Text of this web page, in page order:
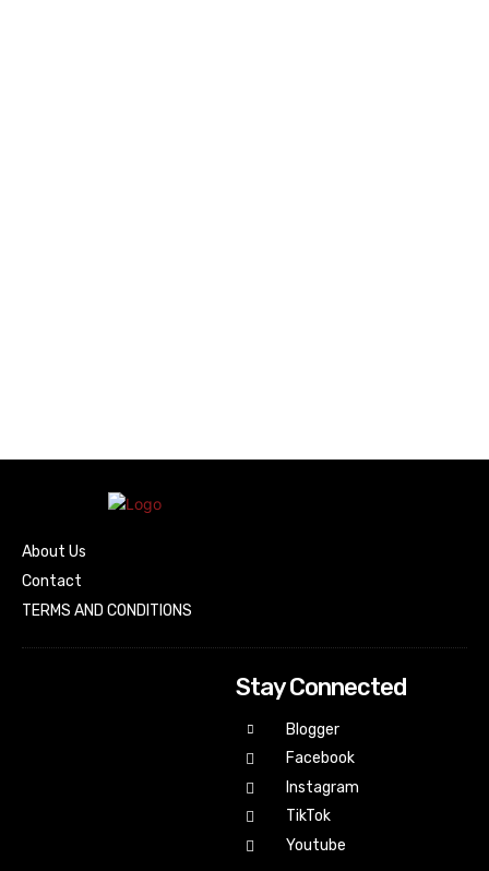
About Us
Contact
TERMS AND CONDITIONS
Stay Connected
Blogger
Facebook
Instagram
TikTok
Youtube